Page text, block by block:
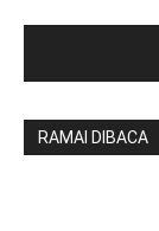
RAMAI DIBACA